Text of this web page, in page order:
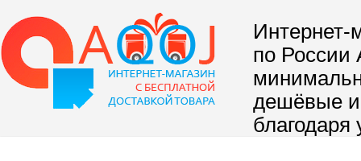
Интернет-
по России
дешёвые и
благодаря